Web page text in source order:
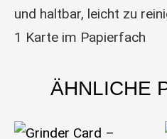
und haltbar, leicht zu
1 Karte im Papierfach
ÄHNLICHE